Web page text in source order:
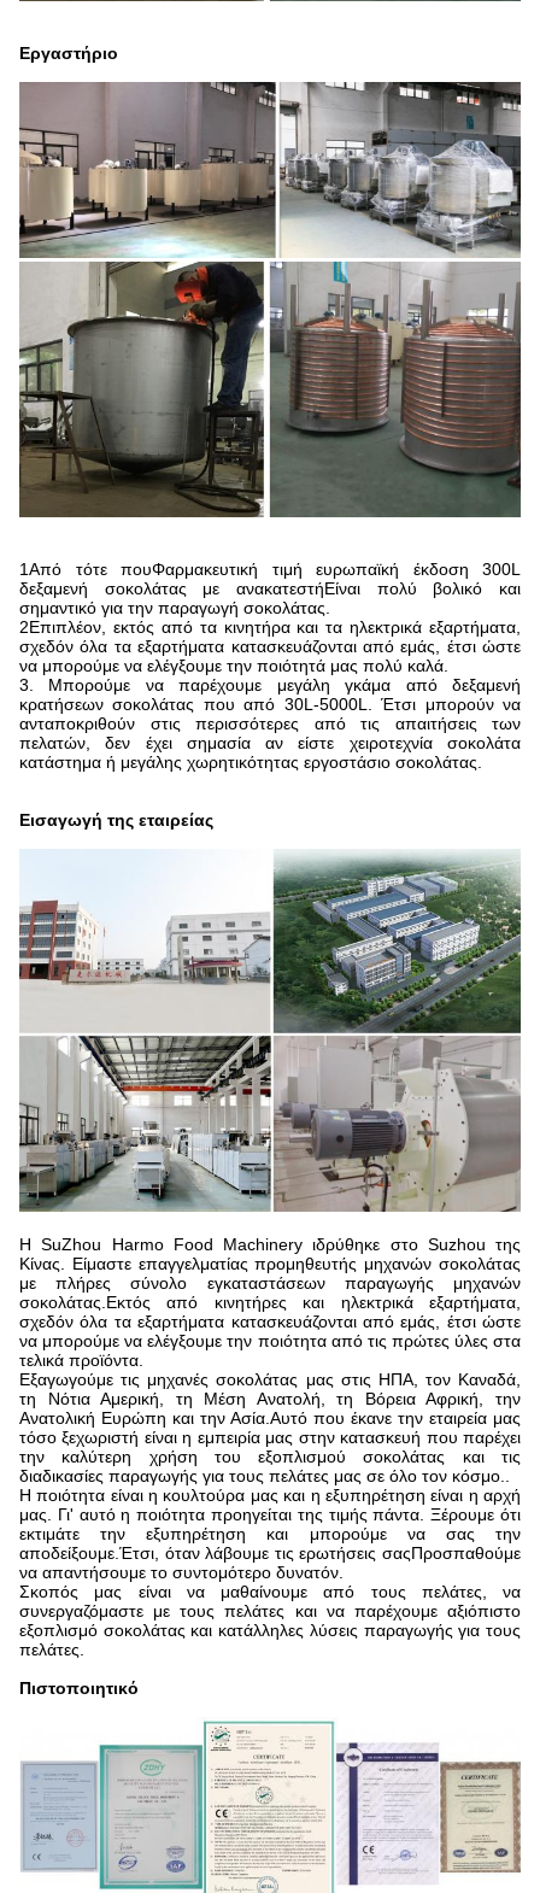
Εργαστήριο
1Από τότε πουΦαρμακευτική τιμή ευρωπαϊκή έκδοση 300L
δεξαμενή σοκολάτας με ανακατεστήΕίναι πολύ βολικό και
σημαντικό για την παραγωγή σοκολάτας.
2Επιπλέον, εκτός από τα κινητήρα και τα ηλεκτρικά εξαρτήματα,
σχεδόν όλα τα εξαρτήματα κατασκευάζονται από εμάς, έτσι ώστε
να μπορούμε να ελέγξουμε την ποιότητά μας πολύ καλά.
3. Μπορούμε να παρέχουμε μεγάλη γκάμα από δεξαμενή
κρατήσεων σοκολάτας που από 30L-5000L. Έτσι μπορούν να
ανταποκριθούν στις περισσότερες από τις απαιτήσεις των
πελατών, δεν έχει σημασία αν είστε χειροτεχνία σοκολάτα
κατάστημα ή μεγάλης χωρητικότητας εργοστάσιο σοκολάτας.
Εισαγωγή της εταιρείας
Η SuZhou Harmo Food Machinery ιδρύθηκε στο Suzhou της
Κίνας. Είμαστε επαγγελματίας προμηθευτής μηχανών σοκολάτας
με πλήρες σύνολο εγκαταστάσεων παραγωγής μηχανών
σοκολάτας.Εκτός από κινητήρες και ηλεκτρικά εξαρτήματα,
σχεδόν όλα τα εξαρτήματα κατασκευάζονται από εμάς, έτσι ώστε
να μπορούμε να ελέγξουμε την ποιότητα από τις πρώτες ύλες στα
τελικά προϊόντα.
Εξαγωγούμε τις μηχανές σοκολάτας μας στις ΗΠΑ, τον Καναδά,
τη Νότια Αμερική, τη Μέση Ανατολή, τη Βόρεια Αφρική, την
Ανατολική Ευρώπη και την Ασία.Αυτό που έκανε την εταιρεία μας
τόσο ξεχωριστή είναι η εμπειρία μας στην κατασκευή που παρέχει
την καλύτερη χρήση του εξοπλισμού σοκολάτας και τις
διαδικασίες παραγωγής για τους πελάτες μας σε όλο τον κόσμο..
Η ποιότητα είναι η κουλτούρα μας και η εξυπηρέτηση είναι η αρχή
μας. Γι' αυτό η ποιότητα προηγείται της τιμής πάντα. Ξέρουμε ότι
εκτιμάτε την εξυπηρέτηση και μπορούμε να σας την
αποδείξουμε.Έτσι, όταν λάβουμε τις ερωτήσεις σαςΠροσπαθούμε
να απαντήσουμε το συντομότερο δυνατόν.
Σκοπός μας είναι να μαθαίνουμε από τους πελάτες, να
συνεργαζόμαστε με τους πελάτες και να παρέχουμε αξιόπιστο
εξοπλισμό σοκολάτας και κατάλληλες λύσεις παραγωγής για τους
πελάτες.
Πιστοποιητικό